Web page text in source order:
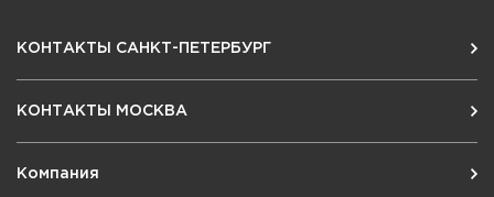
КОНТАКТЫ САНКТ-ПЕТЕРБУРГ
КОНТАКТЫ МОСКВА
Компания